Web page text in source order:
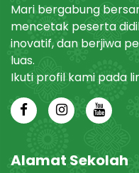
Mari bergabung
mencetak peserta
inovatif, dan berjiwa
luas.
Ikuti profil kami pada
Alamat Sekolah